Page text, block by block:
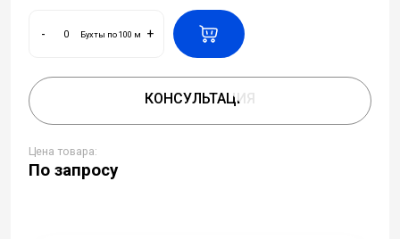
- Бухты по 100 м +
КОНСУЛЬТАЦИЯ
Цена товара:
По запросу